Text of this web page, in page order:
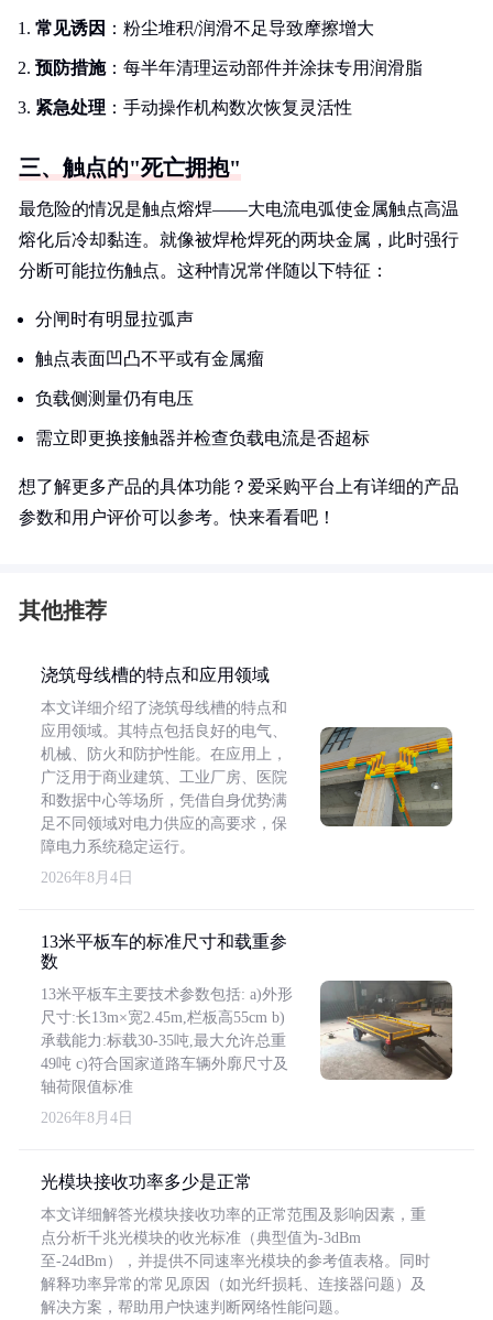
常见诱因 ：粉尘堆积/润滑不足导致摩擦增大
预防措施：每半年清理运动部件并涂抹专用润滑脂
紧急处理 ：手动操作机构数次恢复灵活性
三、触点的"死亡拥抱"
最危险的情况是触点熔焊——大电流电弧使金属触点高温
熔化后冷却黏连。就像被焊枪焊死的两块金属，此时强行
分断可能拉伤触点。这种情况常伴随以下特征：
分闸时有明显拉弧声
触点表面凹凸不平或有金属瘤
负载侧测量仍有电压
需立即更换接触器并检查负载电流是否超标
想了解更多产品的具体功能？爱采购平台上有详细的产品
参数和用户评价可以参考。快来看看吧！
其他推荐
浇筑母线槽的特点和应用领域
本文详细介绍了浇筑母线槽的特点和
应用领域。其特点包括良好的电气、
机械、防火和防护性能。在应用上，
广泛用于商业建筑、工业厂房、医院
和数据中心等场所，凭借自身优势满
足不同领域对电力供应的高要求，保
障电力系统稳定运行。
2026年8月4日
13米平板车的标准尺寸和载重参
数
13米平板车主要技术参数包括: a)外形
尺寸:长13m×宽2.45m,栏板高55cm b)
承载能力:标载30-35吨,最大允许总重
49吨 c)符合国家道路车辆外廓尺寸及
轴荷限值标准
2026年8月4日
光模块接收功率多少是正常
本文详细解答光模块接收功率的正常范围及影响因素，重
点分析千兆光模块的收光标准（典型值为-3dBm
至-24dBm），并提供不同速率光模块的参考值表格。同时
解释功率异常的常见原因（如光纤损耗、连接器问题）及
解决方案，帮助用户快速判断网络性能问题。